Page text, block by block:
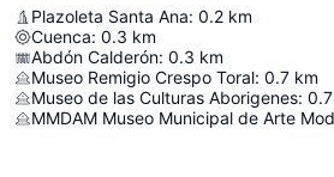
Plazoleta Santa Ana: 0.2 km
Cuenca: 0.3 km
Abdón Calderón: 0.3 km
Museo Remigio Crespo Toral: 0.7 km
Museo de las Culturas Aborigenes: 0.7